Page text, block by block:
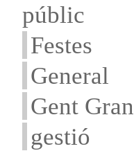
públic
Festes
General
Gent Gran
gestió